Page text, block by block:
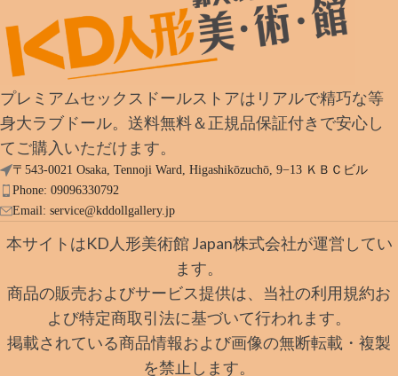
プレミアムセックスドールストアはリアルで精巧な等
身大ラブドール。送料無料＆正規品保証付きで安心し
てご購入いただけます。
〒543-0021 Osaka, Tennoji Ward, Higashikōzuchō, 9−13 ＫＢＣビル
Phone: 09096330792
Email: service@kddollgallery.jp
本サイトはKD人形美術館 Japan株式会社が運営してい
ます。
商品の販売およびサービス提供は、当社の利用規約お
よび特定商取引法に基づいて行われます。
掲載されている商品情報および画像の無断転載・複製
を禁止します。